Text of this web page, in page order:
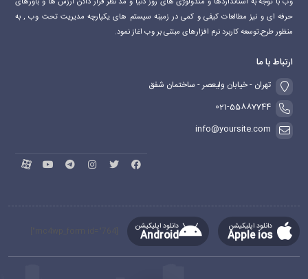
حرفه ای و نیز مطالعات کیفی و کمی در زمینه سیستم های یکپارچه مدیریت تحت وب , به
منظور طرح,توسعه کاربرد نرم افزارهای مبتنی بر وب اغاز نمود.
ارتباط با ما
تهران - خیابان ولیعصر - ساختمان شفق
021-55887744
info@yoursite.com
دانلود اپلیکیشن
Apple ios
دانلود اپلیکیشن
Android